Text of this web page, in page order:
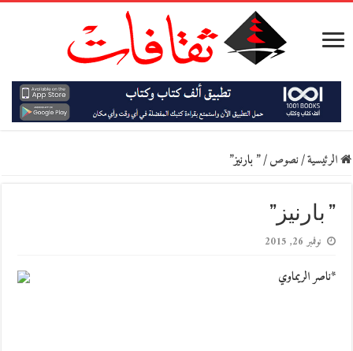
الرئيسية/نصوص/” بارنيز”
” بارنيز”
نوفمبر 26, 2015
*ناصر الريماوي